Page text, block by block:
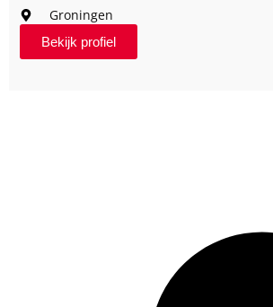
Groningen
Bekijk profiel